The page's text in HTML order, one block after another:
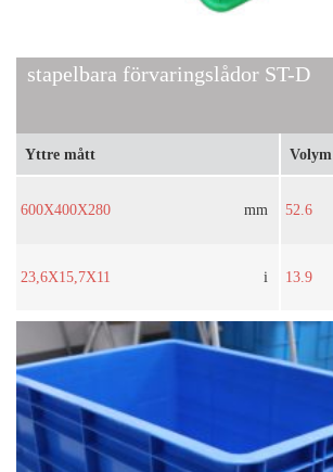
stapelbara förvaringslådor ST-D
Yttre mått
600X400X280 mm
23,6X15,7X11 i
Volym
52.6
13.9